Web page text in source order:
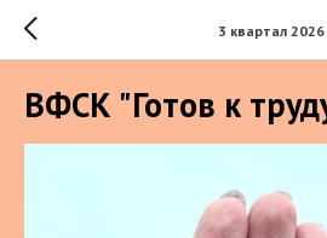
3 квартал 2026
ВФСК "Готов к